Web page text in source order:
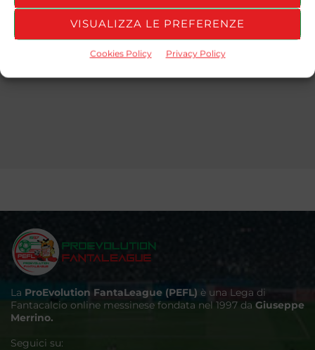
VISUALIZZA LE PREFERENZE
Cookies Policy Privacy Policy
STAGIONE TEAM GOALS ASSISTS YELLOW
2025/26
FOOTBALL
TRASH
1 0 1
La ProEvolution FantaLeague (PEFL) è una Lega di
Fantacalcio online messinese fondata nel 1997 da Giuseppe
Merrino.
Seguici su: